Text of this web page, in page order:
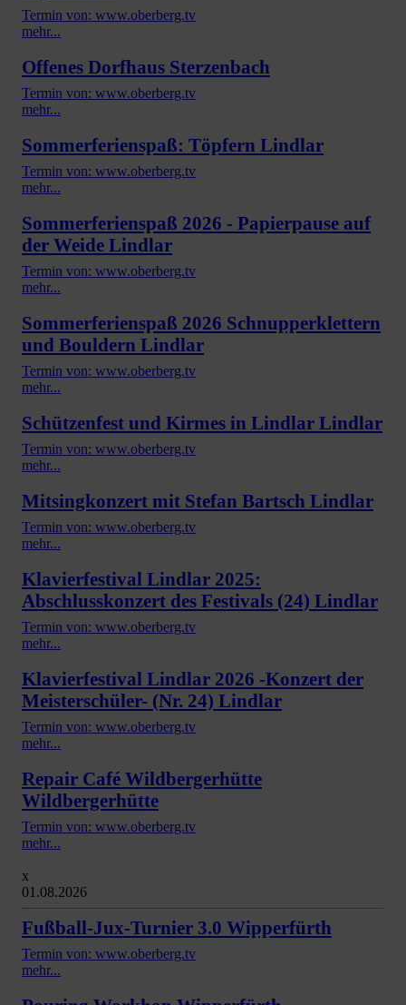
Termin von: www.oberberg.tv
mehr...
Offenes Dorfhaus Sterzenbach
Termin von: www.oberberg.tv
mehr...
Sommerferienspaß: Töpfern Lindlar
Termin von: www.oberberg.tv
mehr...
Sommerferienspaß 2026 - Papierpause auf
der Weide Lindlar
Termin von: www.oberberg.tv
mehr...
Sommerferienspaß 2026 Schnupperklettern
und Bouldern Lindlar
Termin von: www.oberberg.tv
mehr...
Schützenfest und Kirmes in Lindlar Lindlar
Termin von: www.oberberg.tv
mehr...
Mitsingkonzert mit Stefan Bartsch Lindlar
Termin von: www.oberberg.tv
mehr...
Klavierfestival Lindlar 2025:
Abschlusskonzert des Festivals (24) Lindlar
Termin von: www.oberberg.tv
mehr...
Klavierfestival Lindlar 2026 -Konzert der
Meisterschüler- (Nr. 24) Lindlar
Termin von: www.oberberg.tv
mehr...
Repair Café Wildbergerhütte
Wildbergerhütte
Termin von: www.oberberg.tv
mehr...
x
01.08.2026
Fußball-Jux-Turnier 3.0 Wipperfürth
Termin von: www.oberberg.tv
mehr...